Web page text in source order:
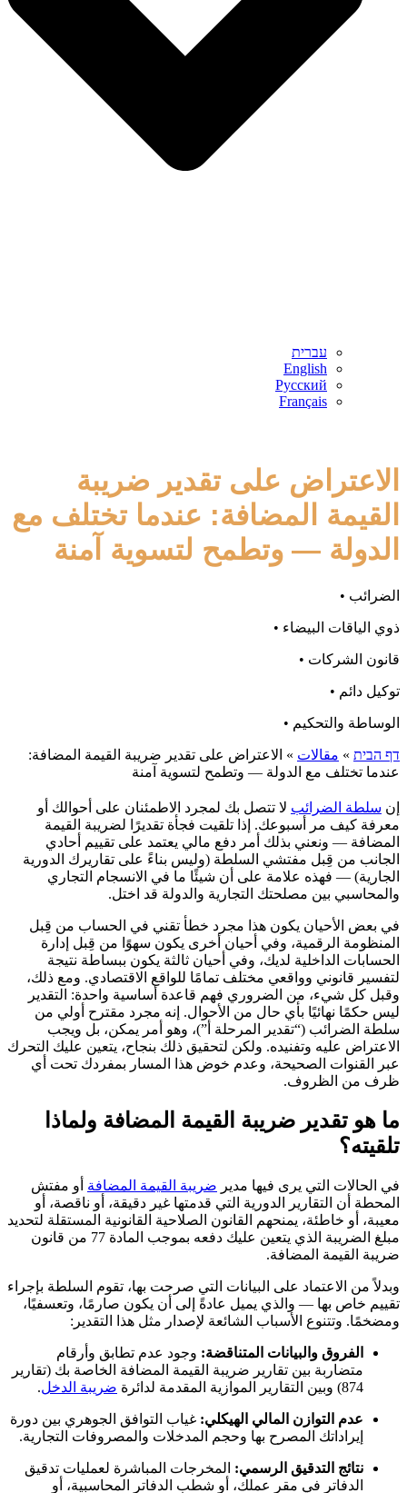
עברית
English
Русский
Français
الاعتراض على تقدير ضريبة
القيمة المضافة: عندما تختلف مع
الدولة — وتطمح لتسوية آمنة
الضرائب •
ذوي الياقات البيضاء •
قانون الشركات •
توكيل دائم •
الوساطة والتحكيم •
דף הבית » مقالات » الاعتراض على تقدير ضريبة القيمة المضافة:
عندما تختلف مع الدولة — وتطمح لتسوية آمنة
إن سلطة الضرائب لا تتصل بك لمجرد الاطمئنان على أحوالك أو
معرفة كيف مر أسبوعك. إذا تلقيت فجأة تقديرًا لضريبة القيمة
المضافة — ونعني بذلك أمر دفع مالي يعتمد على تقييم أحادي
الجانب من قِبل مفتشي السلطة (وليس بناءً على تقاريرك الدورية
الجارية) — فهذه علامة على أن شيئًا ما في الانسجام التجاري
والمحاسبي بين مصلحتك التجارية والدولة قد اختل.
في بعض الأحيان يكون هذا مجرد خطأ تقني في الحساب من قِبل
المنظومة الرقمية، وفي أحيان أخرى يكون سهوًا من قِبل إدارة
الحسابات الداخلية لديك، وفي أحيان ثالثة يكون ببساطة نتيجة
لتفسير قانوني وواقعي مختلف تمامًا للواقع الاقتصادي. ومع ذلك،
وقبل كل شيء، من الضروري فهم قاعدة أساسية واحدة: التقدير
ليس حكمًا نهائيًا بأي حال من الأحوال. إنه مجرد مقترح أولي من
سلطة الضرائب (“تقدير المرحلة أ”)، وهو أمر يمكن، بل ويجب
الاعتراض عليه وتفنيده. ولكن لتحقيق ذلك بنجاح، يتعين عليك التحرك
عبر القنوات الصحيحة، وعدم خوض هذا المسار بمفردك تحت أي
ظرف من الظروف.
ما هو تقدير ضريبة القيمة المضافة ولماذا
تلقيته؟
في الحالات التي يرى فيها مدير ضريبة القيمة المضافة أو مفتش
المحطة أن التقارير الدورية التي قدمتها غير دقيقة، أو ناقصة، أو
معيبة، أو خاطئة، يمنحهم القانون الصلاحية القانونية المستقلة لتحديد
مبلغ الضريبة الذي يتعين عليك دفعه بموجب المادة 77 من قانون
ضريبة القيمة المضافة.
وبدلاً من الاعتماد على البيانات التي صرحت بها، تقوم السلطة بإجراء
تقييم خاص بها — والذي يميل عادةً إلى أن يكون صارمًا، وتعسفيًا،
ومضخمًا. وتتنوع الأسباب الشائعة لإصدار مثل هذا التقدير:
الفروق والبيانات المتناقضة: وجود عدم تطابق وأرقام
متضاربة بين تقارير ضريبة القيمة المضافة الخاصة بك (تقارير
874) وبين التقارير الموازية المقدمة لدائرة
ضريبة الدخل.
عدم التوازن المالي الهيكلي: غياب التوافق الجوهري بين دورة
إيراداتك المصرح بها وحجم المدخلات والمصروفات التجارية.
نتائج التدقيق الرسمي: المخرجات المباشرة لعمليات تدقيق
الدفاتر في مقر عملك، أو شطب الدفاتر المحاسبية، أو